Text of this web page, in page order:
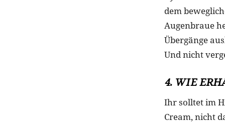
dem
Augenbraue
Übergänge
Und nicht
4. WIE
Ihr solltet im
Cream, nicht